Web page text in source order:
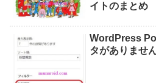
イトのまとめ
WordPress
タがありません